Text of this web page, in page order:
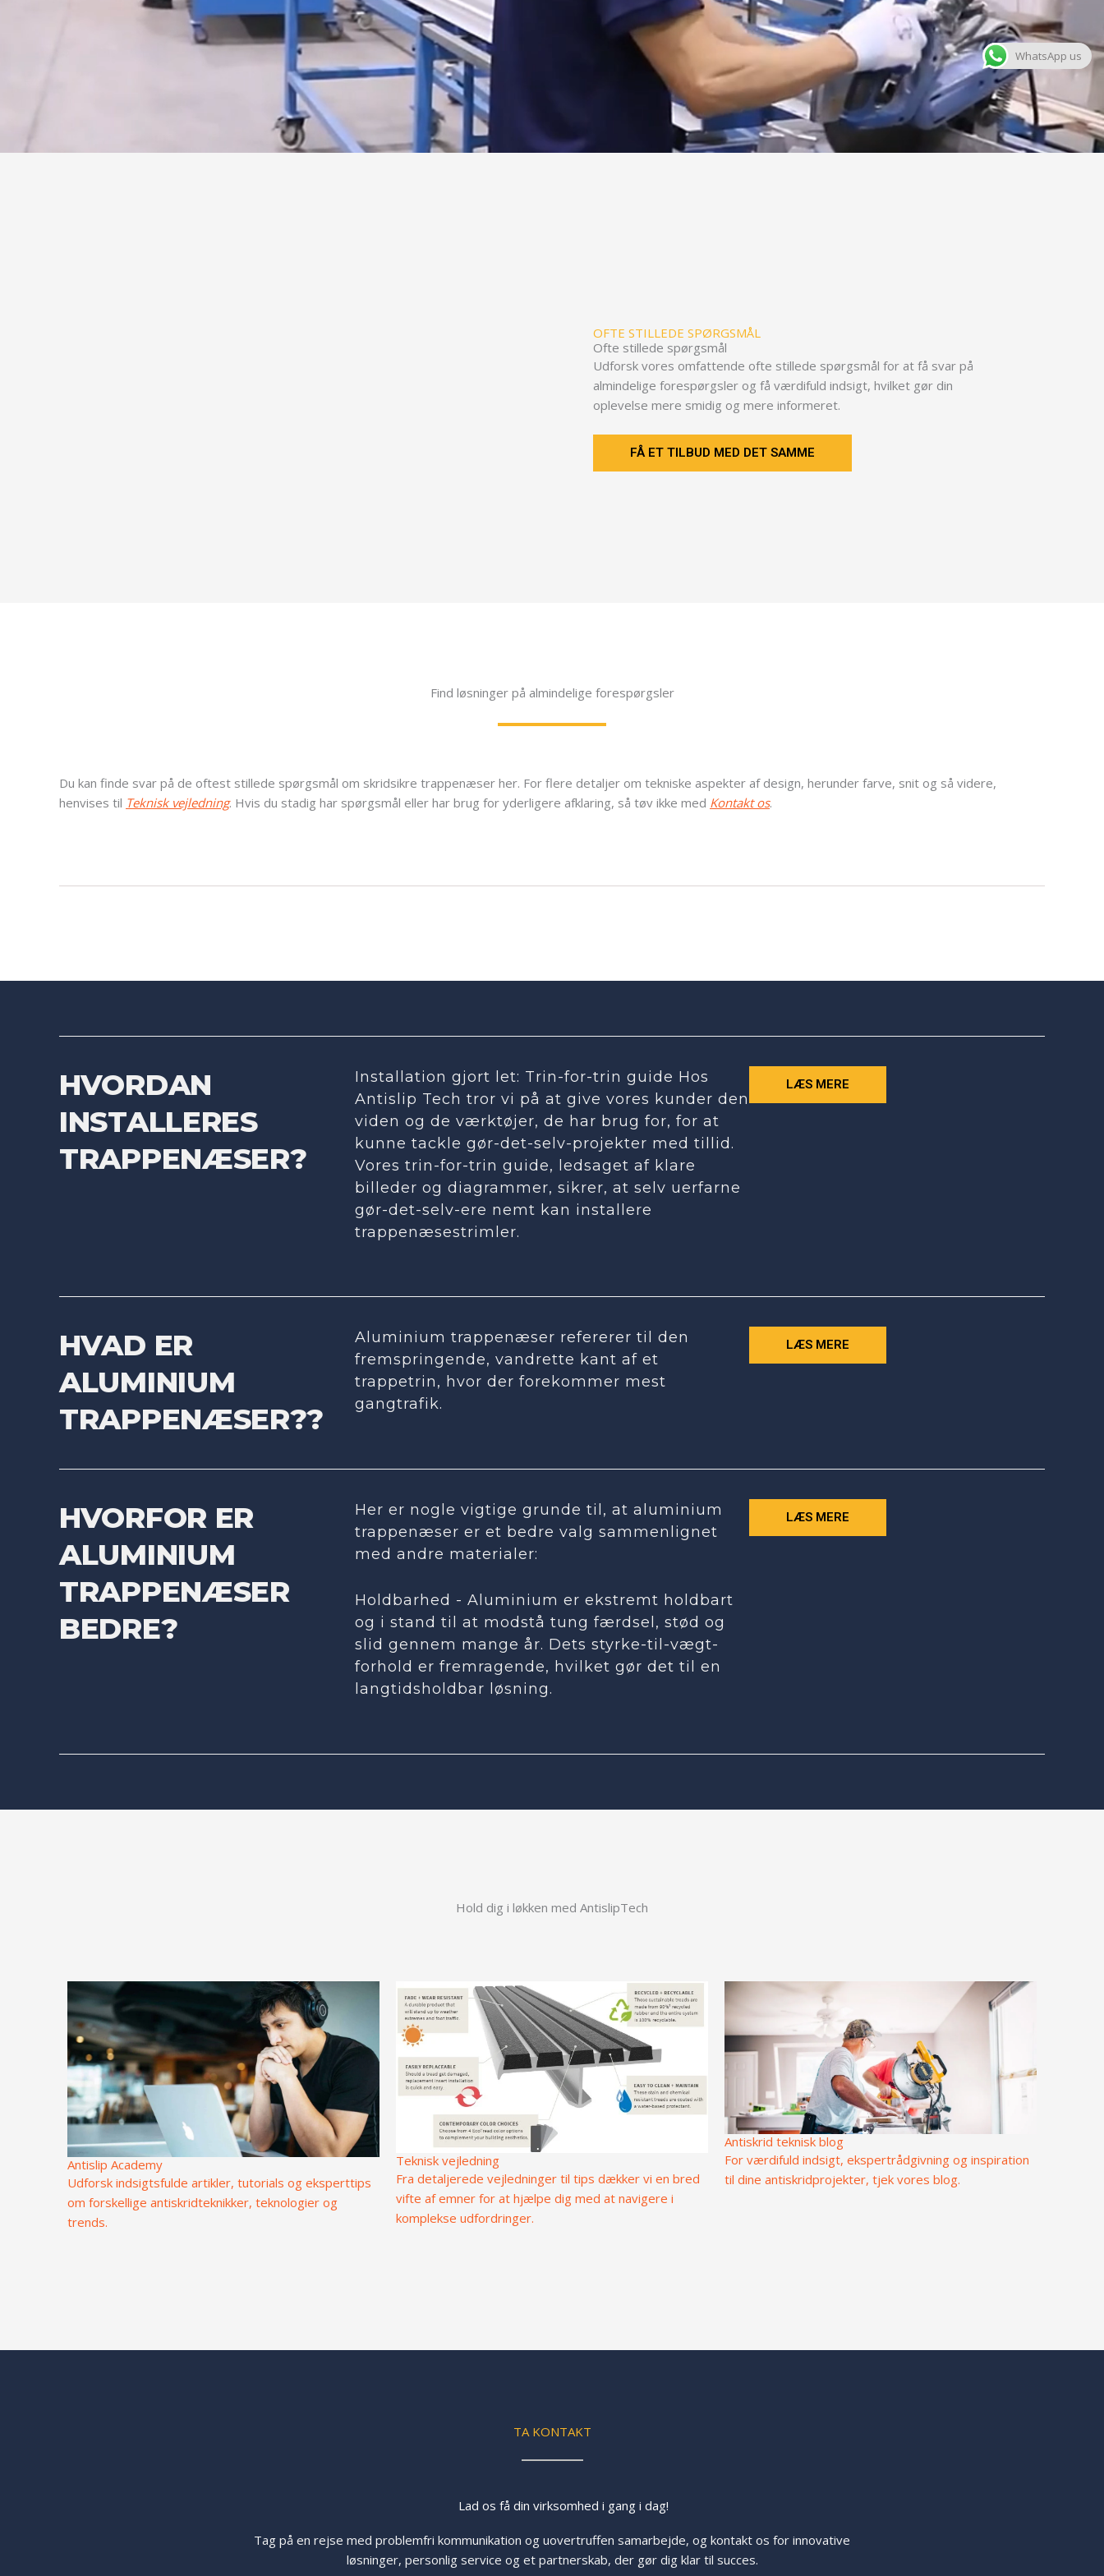
OFTE STILLEDE SPØRGSMÅL
Ofte stillede spørgsmål
Udforsk vores omfattende ofte stillede spørgsmål for at få svar på
almindelige forespørgsler og få værdifuld indsigt, hvilket gør din
oplevelse mere smidig og mere informeret.
FÅ ET TILBUD MED DET SAMME
Find løsninger på almindelige forespørgsler
Du kan finde svar på de oftest stillede spørgsmål om skridsikre trappenæser her. For flere detaljer om tekniske aspekter af design, herunder farve, snit og så videre,
henvises til Teknisk vejledning. Hvis du stadig har spørgsmål eller har brug for yderligere afklaring, så tøv ikke med Kontakt os.
HVORDAN
INSTALLERES
TRAPPENÆSER?
Installation gjort let: Trin-for-trin guide Hos
Antislip Tech tror vi på at give vores kunder den
viden og de værktøjer, de har brug for, for at
kunne tackle gør-det-selv-projekter med tillid.
Vores trin-for-trin guide, ledsaget af klare
billeder og diagrammer, sikrer, at selv uerfarne
gør-det-selv-ere nemt kan installere
trappenæsestrimler.
LÆS MERE
HVAD ER
ALUMINIUM
TRAPPENÆSER??
Aluminium trappenæser refererer til den
fremspringende, vandrette kant af et
trappetrin, hvor der forekommer mest
gangtrafik.
LÆS MERE
HVORFOR ER
ALUMINIUM
TRAPPENÆSER
BEDRE?
Her er nogle vigtige grunde til, at aluminium
trappenæser er et bedre valg sammenlignet
med andre materialer:
Holdbarhed - Aluminium er ekstremt holdbart
og i stand til at modstå tung færdsel, stød og
slid gennem mange år. Dets styrke-til-vægt-
forhold er fremragende, hvilket gør det til en
langtidsholdbar løsning.
LÆS MERE
Hold dig i løkken med AntislipTech
Antislip Academy
Udforsk indsigtsfulde artikler, tutorials og eksperttips
om forskellige antiskridteknikker, teknologier og
trends.
Teknisk vejledning
Fra detaljerede vejledninger til tips dækker vi en bred
vifte af emner for at hjælpe dig med at navigere i
komplekse udfordringer.
Antiskrid teknisk blog
For værdifuld indsigt, ekspertrådgivning og inspiration
til dine antiskridprojekter, tjek vores blog.
TA KONTAKT
Lad os få din virksomhed i gang i dag!
Tag på en rejse med problemfri kommunikation og uovertruffen samarbejde, og kontakt os for innovative
løsninger, personlig service og et partnerskab, der gør dig klar til succes.
WhatsApp us